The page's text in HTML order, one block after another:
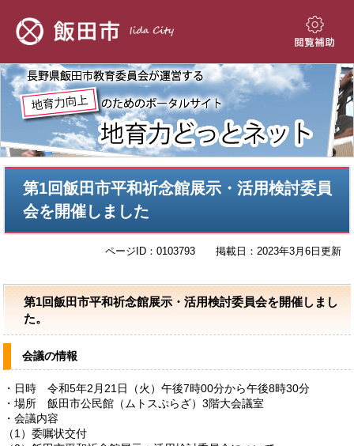
先
で
を
ば
て
本
閲
補
助
第1回飯田市平和祈念館展示・活用検討委員
会を開催しました
ページID：0103793 掲載日：2023年3月6日更新
第1回飯田市平和祈念館展示・活用検討委員会を開催しまし
た。
会議の情報
・日時 令和5年2月21日（火）午後7時00分から午後8時30分
・場所 飯田市公民館（ムトスぷらざ）3階大会議室
・会議内容
（1）委嘱状交付